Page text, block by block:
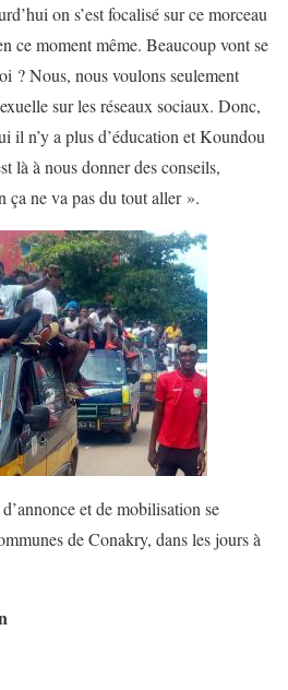
on s’est focalisé sur ce morceau
ce moment même. Beaucoup vont se
? Nous, nous voulons seulement
sur les réseaux sociaux. Donc,
il n’y a plus d’éducation et Koundou
là à nous donner des conseils,
ça ne va pas du tout aller ».
et de mobilisation se
de Conakry, dans les jours à